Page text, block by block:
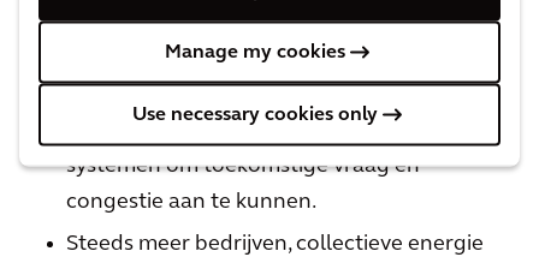
Manage my cookies
Use necessary cookies only
ondersteunen:
Plan en ontwerp elektriciteitsnetwerken
met gedecentraliseerde, gekoppelde
systemen om toekomstige vraag en
congestie aan te kunnen.
Steeds meer bedrijven, collectieve energie